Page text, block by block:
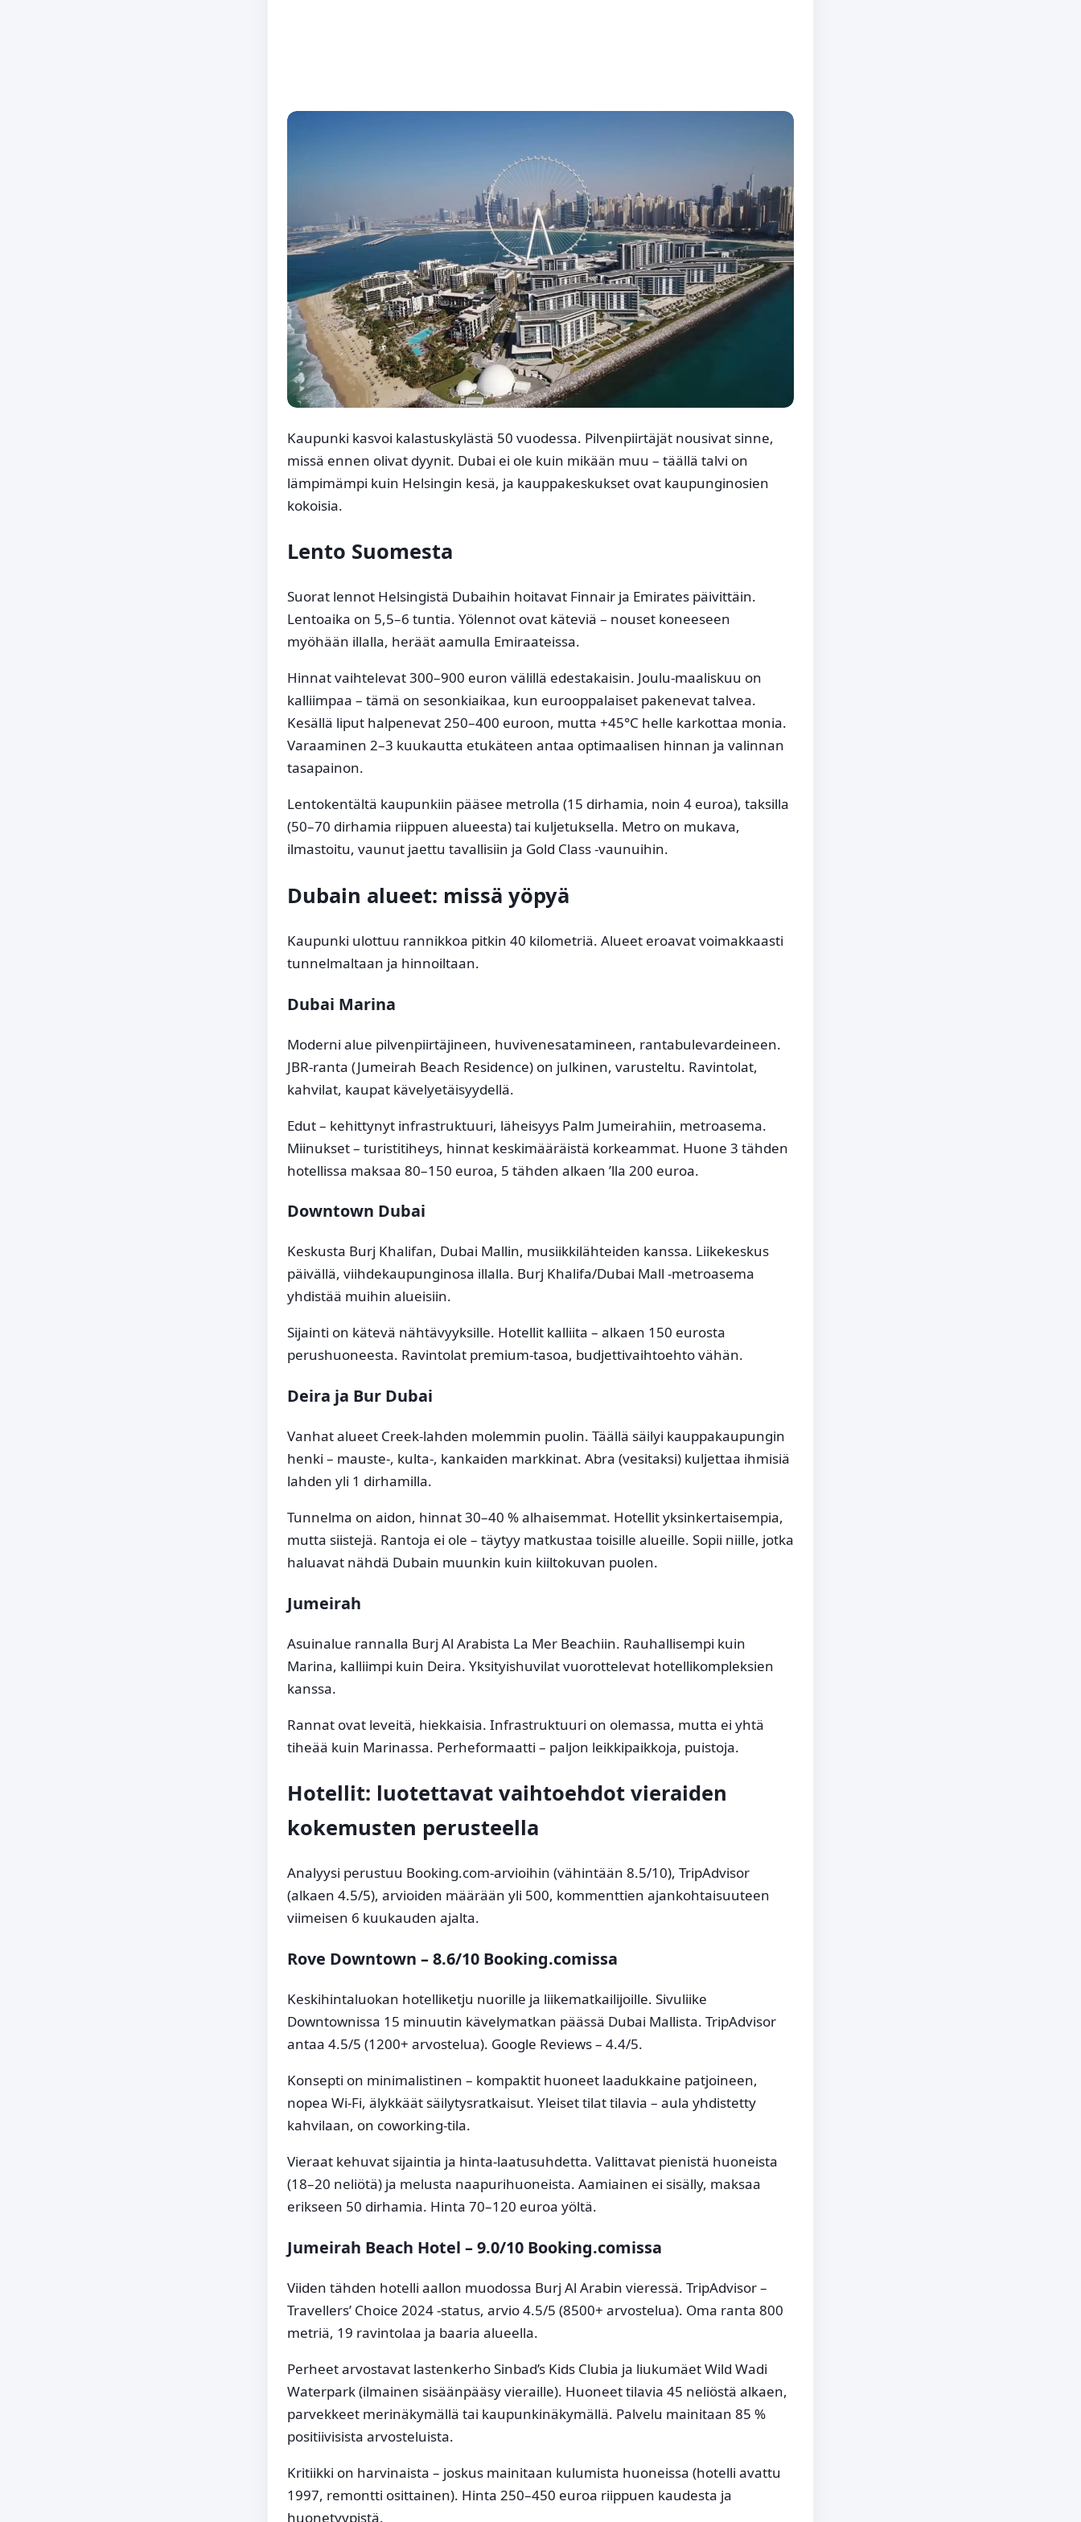
Kaupunki kasvoi kalastuskylästä 50 vuodessa. Pilvenpiirtäjät nousivat sinne,
missä ennen olivat dyynit. Dubai ei ole kuin mikään muu – täällä talvi on
lämpimämpi kuin Helsingin kesä, ja kauppakeskukset ovat kaupunginosien
kokoisia.
Lento Suomesta
Suorat lennot Helsingistä Dubaihin hoitavat Finnair ja Emirates päivittäin.
Lentoaika on 5,5–6 tuntia. Yölennot ovat käteviä – nouset koneeseen
myöhään illalla, heräät aamulla Emiraateissa.
Hinnat vaihtelevat 300–900 euron välillä edestakaisin. Joulu-maaliskuu on
kalliimpaa – tämä on sesonkiaikaa, kun eurooppalaiset pakenevat talvea.
Kesällä liput halpenevat 250–400 euroon, mutta +45°C helle karkottaa monia.
Varaaminen 2–3 kuukautta etukäteen antaa optimaalisen hinnan ja valinnan
tasapainon.
Lentokentältä kaupunkiin pääsee metrolla (15 dirhamia, noin 4 euroa), taksilla
(50–70 dirhamia riippuen alueesta) tai kuljetuksella. Metro on mukava,
ilmastoitu, vaunut jaettu tavallisiin ja Gold Class -vaunuihin.
Dubain alueet: missä yöpyä
Kaupunki ulottuu rannikkoa pitkin 40 kilometriä. Alueet eroavat voimakkaasti
tunnelmaltaan ja hinnoiltaan.
Dubai Marina
Moderni alue pilvenpiirtäjineen, huvivenesatamineen, rantabulevardeineen.
JBR-ranta (Jumeirah Beach Residence) on julkinen, varusteltu. Ravintolat,
kahvilat, kaupat kävelyetäisyydellä.
Edut – kehittynyt infrastruktuuri, läheisyys Palm Jumeirahiin, metroasema.
Miinukset – turistitiheys, hinnat keskimääräistä korkeammat. Huone 3 tähden
hotellissa maksaa 80–150 euroa, 5 tähden alkaen ’lla 200 euroa.
Downtown Dubai
Keskusta Burj Khalifan, Dubai Mallin, musiikkilähteiden kanssa. Liikekeskus
päivällä, viihdekaupunginosa illalla. Burj Khalifa/Dubai Mall -metroasema
yhdistää muihin alueisiin.
Sijainti on kätevä nähtävyyksille. Hotellit kalliita – alkaen 150 eurosta
perushuoneesta. Ravintolat premium-tasoa, budjettivaihtoehto vähän.
Deira ja Bur Dubai
Vanhat alueet Creek-lahden molemmin puolin. Täällä säilyi kauppakaupungin
henki – mauste-, kulta-, kankaiden markkinat. Abra (vesitaksi) kuljettaa ihmisiä
lahden yli 1 dirhamilla.
Tunnelma on aidon, hinnat 30–40 % alhaisemmat. Hotellit yksinkertaisempia,
mutta siistejä. Rantoja ei ole – täytyy matkustaa toisille alueille. Sopii niille, jotka
haluavat nähdä Dubain muunkin kuin kiiltokuvan puolen.
Jumeirah
Asuinalue rannalla Burj Al Arabista La Mer Beachiin. Rauhallisempi kuin
Marina, kalliimpi kuin Deira. Yksityishuvilat vuorottelevat hotellikompleksien
kanssa.
Rannat ovat leveitä, hiekkaisia. Infrastruktuuri on olemassa, mutta ei yhtä
tiheää kuin Marinassa. Perheformaatti – paljon leikkipaikkoja, puistoja.
Hotellit: luotettavat vaihtoehdot vieraiden
kokemusten perusteella
Analyysi perustuu Booking.com-arvioihin (vähintään 8.5/10), TripAdvisor
(alkaen 4.5/5), arvioiden määrään yli 500, kommenttien ajankohtaisuuteen
viimeisen 6 kuukauden ajalta.
Rove Downtown – 8.6/10 Booking.comissa
Keskihintaluokan hotelliketju nuorille ja liikematkailijoille. Sivuliike
Downtownissa 15 minuutin kävelymatkan päässä Dubai Mallista. TripAdvisor
antaa 4.5/5 (1200+ arvostelua). Google Reviews – 4.4/5.
Konsepti on minimalistinen – kompaktit huoneet laadukkaine patjoineen,
nopea Wi-Fi, älykkäät säilytysratkaisut. Yleiset tilat tilavia – aula yhdistetty
kahvilaan, on coworking-tila.
Vieraat kehuvat sijaintia ja hinta-laatusuhdetta. Valittavat pienistä huoneista
(18–20 neliötä) ja melusta naapurihuoneista. Aamiainen ei sisälly, maksaa
erikseen 50 dirhamia. Hinta 70–120 euroa yöltä.
Jumeirah Beach Hotel – 9.0/10 Booking.comissa
Viiden tähden hotelli aallon muodossa Burj Al Arabin vieressä. TripAdvisor –
Travellers’ Choice 2024 -status, arvio 4.5/5 (8500+ arvostelua). Oma ranta 800
metriä, 19 ravintolaa ja baaria alueella.
Perheet arvostavat lastenkerho Sinbad’s Kids Clubia ja liukumäet Wild Wadi
Waterpark (ilmainen sisäänpääsy vieraille). Huoneet tilavia 45 neliöstä alkaen,
parvekkeet merinäkymällä tai kaupunkinäkymällä. Palvelu mainitaan 85 %
positiivisista arvosteluista.
Kritiikki on harvinaista – joskus mainitaan kulumista huoneissa (hotelli avattu
1997, remontti osittainen). Hinta 250–450 euroa riippuen kaudesta ja
huonetyypistä.